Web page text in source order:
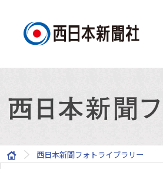
西日本新聞フォトライブラリー